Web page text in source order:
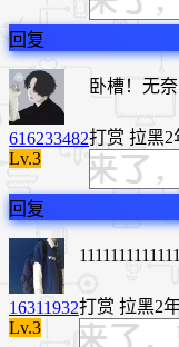
回复
616233482
Lv.3
卧槽！无
打赏 拉黑2
回复
16311932
Lv.3
打赏 拉黑2